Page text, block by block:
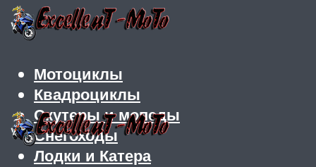
Мотоциклы
Квадроциклы
Скутеры и мопеды
Снегоходы
Лодки и Катера